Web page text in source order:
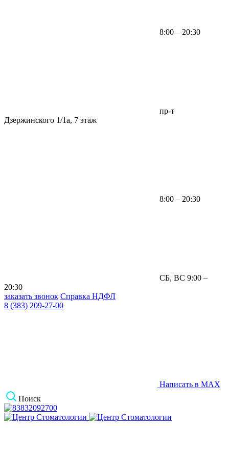
8:00 – 20:30
пр-т
Дзержинского 1/1а, 7 этаж
8:00 – 20:30
СБ, ВС 9:00 –
20:30
заказать звонок Справка НДФЛ
8 (383) 209-27-00
Написать в MAX
Поиск